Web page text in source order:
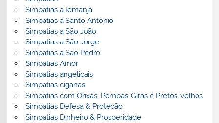
Simpatias a Iemanjá
Simpatias a Santo Antonio
Simpatias a São João
Simpatias a São Jorge
Simpatias a São Pedro
Simpatias Amor
Simpatias angelicais
Simpatias ciganas
Simpatias com Orixás, Pombas-Giras e Pretos-velhos
Simpatias Defesa & Proteção
Simpatias Dinheiro & Prosperidade